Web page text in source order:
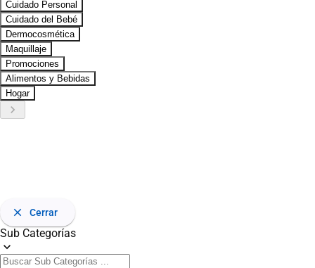
Cuidado Personal
Cuidado del Bebé
Dermocosmética
Maquillaje
Promociones
Alimentos y Bebidas
Hogar
keyboard_arrow_right
close Cerrar
Sub Categorías
expand_more